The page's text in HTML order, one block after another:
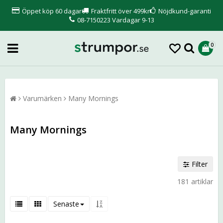
Öppet köp 60 dagar Fraktfritt över 499kr
Nöjdkund-garanti
08-7150223 Vardagar 9-13
0
Varumärken Many Mornings
Many Mornings
Filter
181 artiklar
Senaste